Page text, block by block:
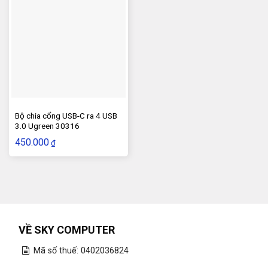
Bộ chia cổng USB-C ra 4 USB
3.0 Ugreen 30316
450.000 ₫
VỀ SKY COMPUTER
Mã số thuế: 0402036824